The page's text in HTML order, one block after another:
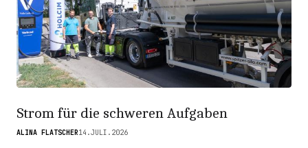
Strom für die schweren Aufgaben
ALINA FLATSCHER14.JULI.2026